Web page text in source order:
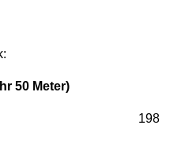
50 Meter)
198